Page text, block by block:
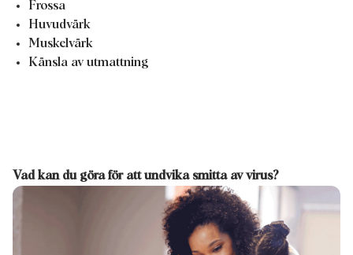
Frossa
Huvudvärk
Muskelvärk
Känsla av utmattning
Vad kan du göra för att undvika smitta av virus?